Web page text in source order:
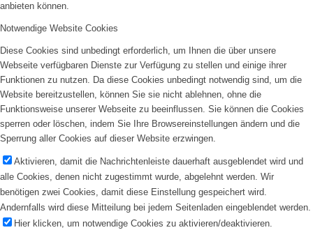
anbieten können.
Notwendige Website Cookies
Diese Cookies sind unbedingt erforderlich, um Ihnen die über unsere
Webseite verfügbaren Dienste zur Verfügung zu stellen und einige ihrer
Funktionen zu nutzen. Da diese Cookies unbedingt notwendig sind, um die
Website bereitzustellen, können Sie sie nicht ablehnen, ohne die
Funktionsweise unserer Webseite zu beeinflussen. Sie können die Cookies
sperren oder löschen, indem Sie Ihre Browsereinstellungen ändern und die
Sperrung aller Cookies auf dieser Website erzwingen.
Aktivieren, damit die Nachrichtenleiste dauerhaft ausgeblendet wird und
alle Cookies, denen nicht zugestimmt wurde, abgelehnt werden. Wir
benötigen zwei Cookies, damit diese Einstellung gespeichert wird.
Andernfalls wird diese Mitteilung bei jedem Seitenladen eingeblendet werden.
Hier klicken, um notwendige Cookies zu aktivieren/deaktivieren.